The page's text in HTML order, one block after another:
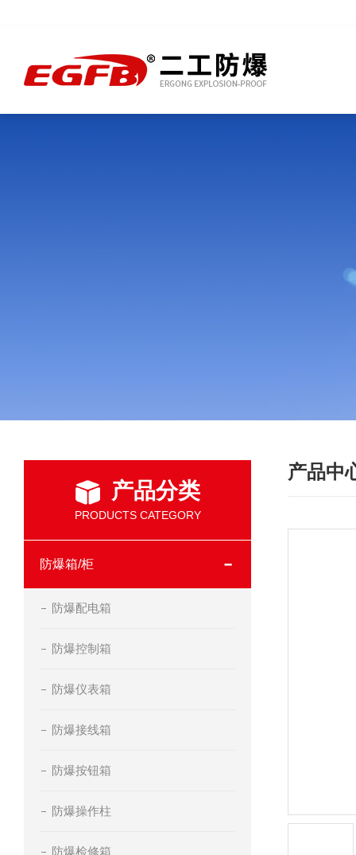
产品分类
PRODUCTS CATEGORY
防爆箱/柜
防爆配电箱
防爆控制箱
防爆仪表箱
防爆接线箱
防爆按钮箱
防爆操作柱
防爆检修箱
产品中